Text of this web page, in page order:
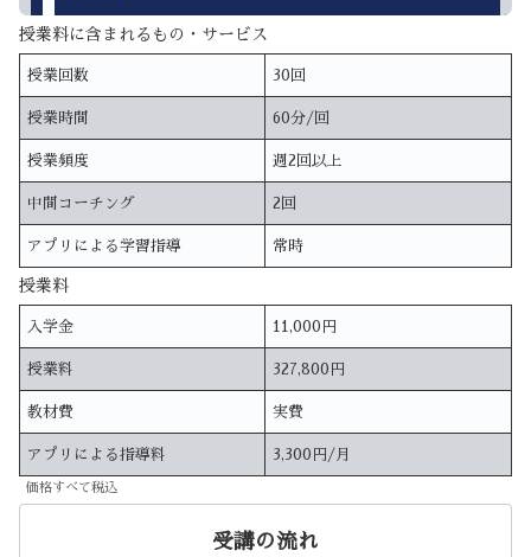
授業料に含まれるもの・サービス
授業回数 30回
授業時間 60分/回
授業頻度 週2回以上
中間コーチング 2回
アプリによる学習指導 常時
授業料
入学金 11,000円
授業料 327,800円
教材費 実費
アプリによる指導料 3,300円/月
価格すべて税込
受講の流れ